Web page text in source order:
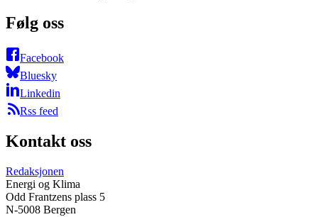
Følg oss
Facebook
Bluesky
Linkedin
Rss feed
Kontakt oss
Redaksjonen
Energi og Klima
Odd Frantzens plass 5
N-5008 Bergen